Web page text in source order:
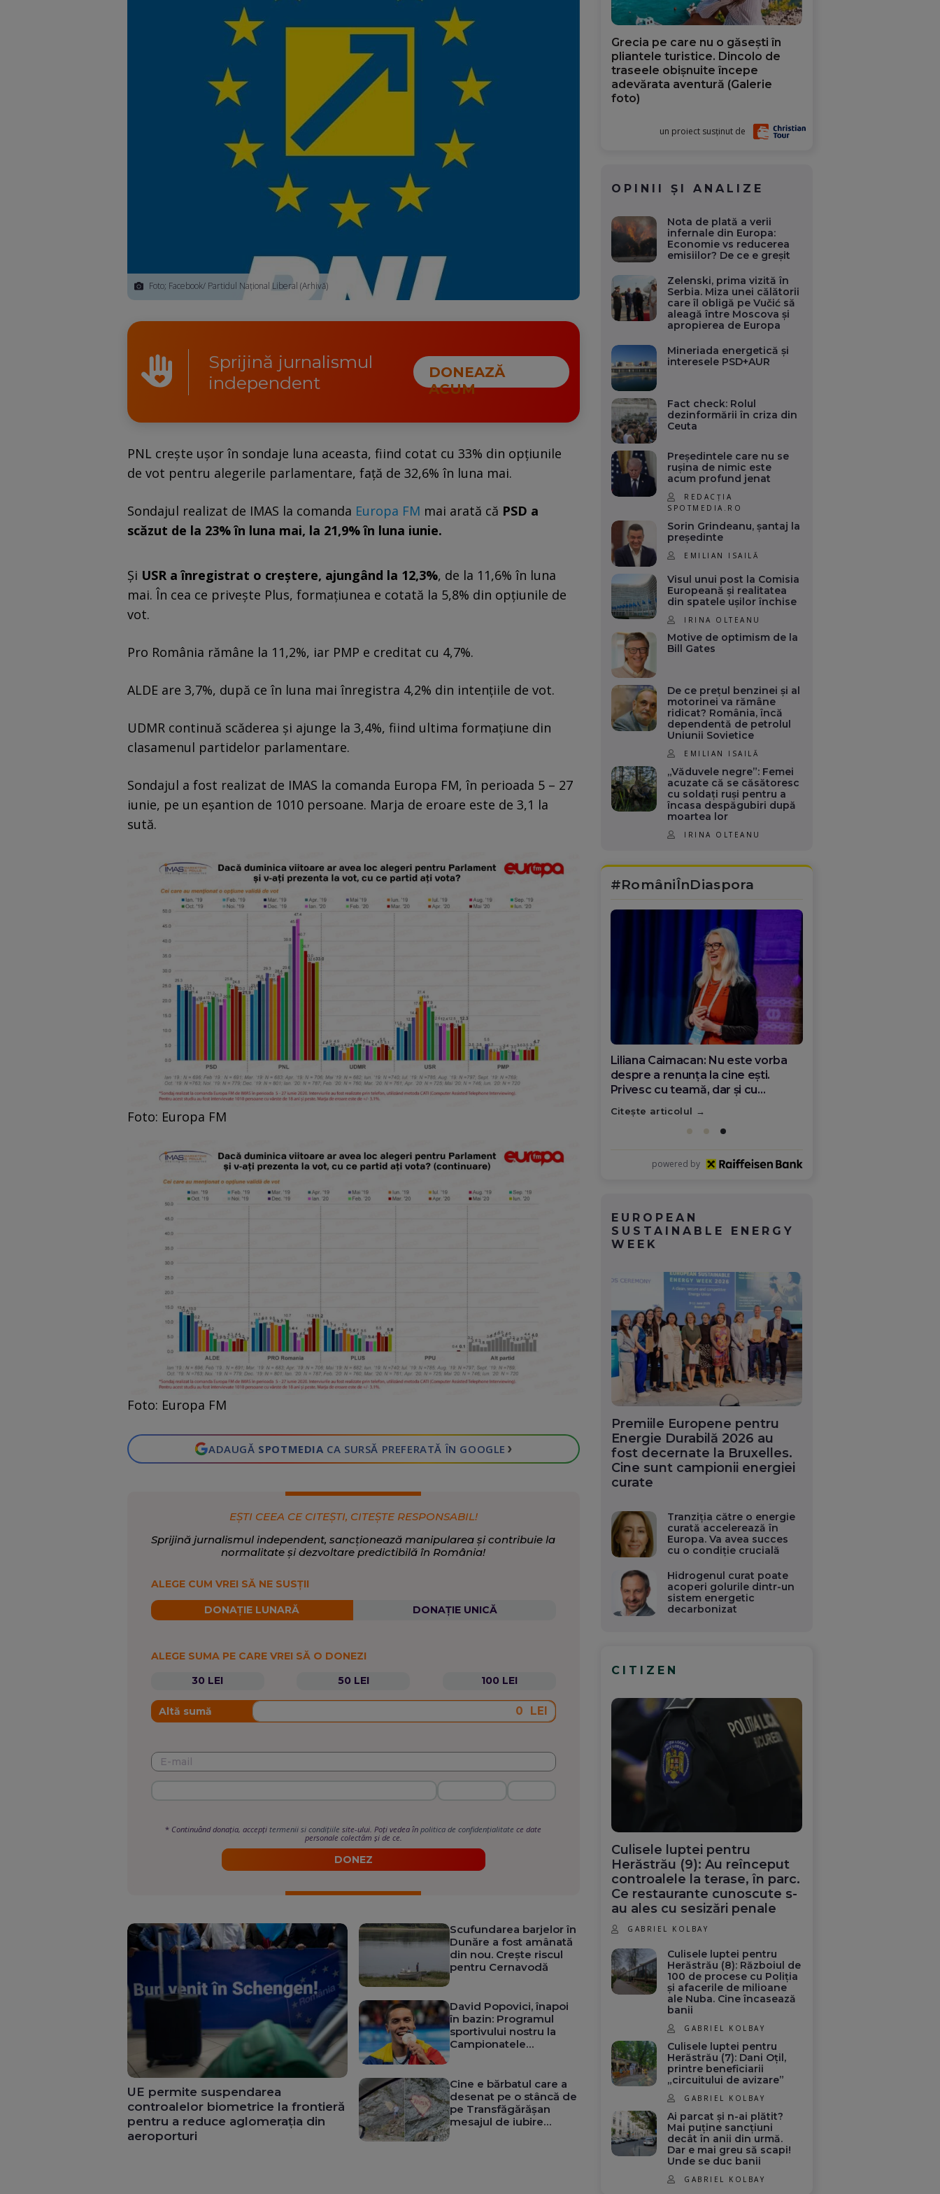
Foto; Facebook/ Partidul Național Liberal (Arhivă)
Sprijină jurnalismul
independent
DONEAZĂ
ACUM
PNL crește ușor în sondaje luna aceasta, fiind cotat cu 33% din opțiunile
de vot pentru alegerile parlamentare, față de 32,6% în luna mai.
Sondajul realizat de IMAS la comanda Europa FM mai arată că PSD a
scăzut de la 23% în luna mai, la 21,9% în luna iunie.
Și USR a înregistrat o creștere, ajungând la 12,3%, de la 11,6% în luna
mai. În cea ce privește Plus, formațiunea e cotată la 5,8% din opțiunile de
vot.
Pro România rămâne la 11,2%, iar PMP e creditat cu 4,7%.
ALDE are 3,7%, după ce în luna mai înregistra 4,2% din intențiile de vot.
UDMR continuă scăderea și ajunge la 3,4%, fiind ultima formațiune din
clasamenul partidelor parlamentare.
Sondajul a fost realizat de IMAS la comanda Europa FM, în perioada 5 – 27
iunie, pe un eșantion de 1010 persoane. Marja de eroare este de 3,1 la
sută.
Foto: Europa FM
Foto: Europa FM
ADAUGĂ SPOTMEDIA CA SURSĂ PREFERATĂ ÎN GOOGLE ›
EȘTI CEEA CE CITEȘTI, CITEȘTE RESPONSABIL!
Sprijină jurnalismul independent, sancționează manipularea și contribuie la
normalitate și dezvoltare predictibilă în România!
ALEGE CUM VREI SĂ NE SUSȚII
DONAȚIE LUNARĂ DONAȚIE UNICĂ
ALEGE SUMA PE CARE VREI SĂ O DONEZI
30 LEI
50 LEI 100 LEI
Altă sumă LEI
* Continuând donația, accepțitermenii si condițiile site-ului. Poți vedea înpolitica de confidențialitate ce date
personale colectăm și de ce.
DONEZ
UE permite suspendarea
controalelor biometrice la frontieră
pentru a reduce aglomerația din
aeroporturi
Scufundarea barjelor în
Dunăre a fost amânată
din nou. Crește riscul
pentru Cernavodă
David Popovici, înapoi
în bazin: Programul
sportivului nostru la
Campionatele
Cine e bărbatul care a
desenat pe o stâncă de
pe Transfăgărășan
mesajul de iubire
Grecia pe care nu o găsești în
pliantele turistice. Dincolo de
traseele obișnuite începe
adevărata aventură (Galerie
foto)
un proiect susținut de
OPINII ȘI ANALIZE
Nota de plată a verii
infernale din Europa:
Economie vs reducerea
emisiilor? De ce e greșit
Zelenski, prima vizită în
Serbia. Miza unei călătorii
care îl obligă pe Vučić să
aleagă între Moscova și
apropierea de Europa
Mineriada energetică și
interesele PSD+AUR
Fact check: Rolul
dezinformării în criza din
Ceuta
Președintele care nu se
rușina de nimic este
acum profund jenat
REDACȚIA
SPOTMEDIA.RO
Sorin Grindeanu, șantaj la
președinte
EMILIAN ISAILĂ
Visul unui post la Comisia
Europeană și realitatea
din spatele ușilor închise
IRINA OLTEANU
Motive de optimism de la
Bill Gates
De ce prețul benzinei și al
motorinei va rămâne
ridicat? România, încă
dependentă de petrolul
Uniunii Sovietice
EMILIAN ISAILĂ
„Văduvele negre”: Femei
acuzate că se căsătoresc
cu soldați ruși pentru a
încasa despăgubiri după
moartea lor
IRINA OLTEANU
#RomâniÎnDiaspora
Diana Olar, românca de la Google
care demonstrează că diaspora
poate schimba România
Citește articolul
powered by
EUROPEAN
SUSTAINABLE ENERGY
WEEK
Premiile Europene pentru
Energie Durabilă 2026 au
fost decernate la Bruxelles.
Cine sunt campionii energiei
curate
Tranziția către o energie
curată accelerează în
Europa. Va avea succes
cu o condiție crucială
Hidrogenul curat poate
acoperi golurile dintr-un
sistem energetic
decarbonizat
CITIZEN
Culisele luptei pentru
Herăstrău (9): Au reînceput
controalele la terase, în parc.
Ce restaurante cunoscute s-
au ales cu sesizări penale
GABRIEL KOLBAY
Culisele luptei pentru
Herăstrău (8): Războiul de
100 de procese cu Poliția
și afacerile de milioane
ale Nuba. Cine încasează
banii
GABRIEL KOLBAY
Culisele luptei pentru
Herăstrău (7): Dani Oțil,
printre beneficiarii
„circuitului de avizare”
GABRIEL KOLBAY
Ai parcat și n-ai plătit?
Mai puține sancțiuni
decât în anii din urmă.
Dar e mai greu să scapi!
Unde se duc banii
GABRIEL KOLBAY